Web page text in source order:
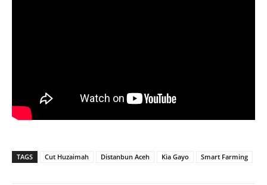
TAGS Cut Huzaimah Distanbun Aceh Kia Gayo Smart Farming